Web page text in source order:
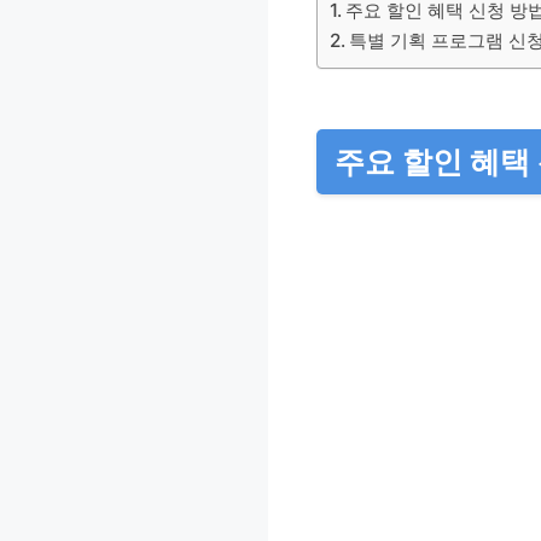
주요 할인 혜택 신청 방
특별 기획 프로그램 신청
주요 할인 혜택